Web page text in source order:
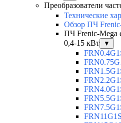
Преобразователи
Технические
Обзор ПЧ
ПЧ Frenic-Mega
0,4-15 кВт
▼